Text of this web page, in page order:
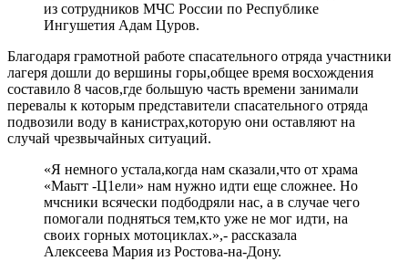
из сотрудников МЧС России по Республике
Ингушетия Адам Цуров.
Благодаря грамотной работе спасательного отряда участники
лагеря дошли до вершины горы,общее время восхождения
составило 8 часов,где большую часть времени занимали
перевалы к которым представители спасательного отряда
подвозили воду в канистрах,которую они оставляют на
случай чрезвычайных ситуаций.
«Я немного устала,когда нам сказали,что от храма
«Маьтт -Ц1ели» нам нужно идти еще сложнее. Но
мчсники всячески подбодряли нас, а в случае чего
помогали подняться тем,кто уже не мог идти, на
своих горных мотоциклах.»,- рассказала
Алексеева Мария из Ростова-на-Дону.